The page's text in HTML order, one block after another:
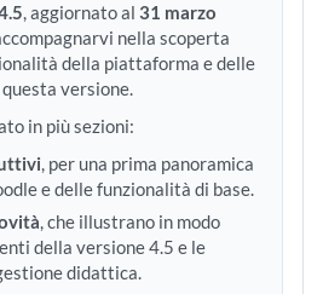
, aggiornato al 31 marzo
nella scoperta
della piattaforma e delle
versione.
in più sezioni:
, per una prima panoramica
e delle funzionalità di base.
, che illustrano in modo
della versione 4.5 e le
didattica.